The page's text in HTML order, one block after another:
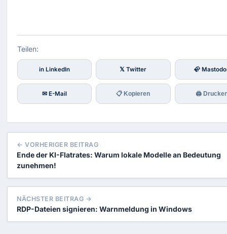
Teilen:
in LinkedIn 𝕏 Twitter 🦣
✉ E-Mail 📋 Kopieren 🖨
← VORHERIGER BEITRAG
Ende der KI-Flatrates: Warum lokale Modelle an Bedeutung
zunehmen!
NÄCHSTER BEITRAG →
RDP-Dateien signieren: Warnmeldung in Windows